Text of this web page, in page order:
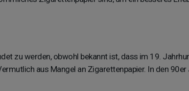
zu werden, obwohl bekannt ist, dass im 19.
aus Mangel an Zigarettenpapier. In den 90er